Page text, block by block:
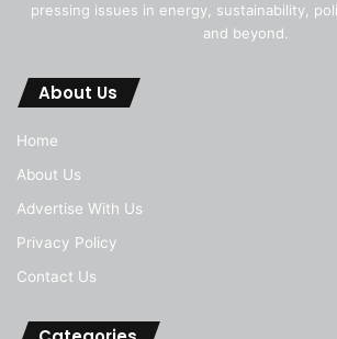
pressing issues in energy, sustainability,
and beyond.
About Us
Home
About Us
Advertise With Us
Privacy Policy
Contact Us